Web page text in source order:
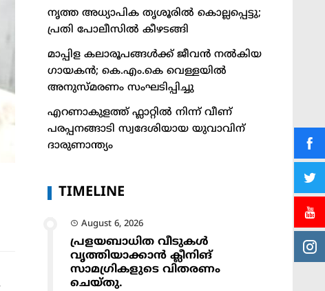
നൃത്ത അധ്യാപിക തൃശൂരിൽ കൊല്ലപ്പെട്ടു;
പ്രതി പോലീസിൽ കീഴടങ്ങി
മാപ്പിള കലാരൂപങ്ങൾക്ക് ജീവൻ നൽകിയ
ഗായകൻ; കെ.എം.കെ വെള്ളയിൽ
അനുസ്മരണം സംഘടിപ്പിച്ചു
എറണാകുളത്ത് ഫ്ലാറ്റിൽ നിന്ന് വീണ്
പരപ്പനങ്ങാടി സ്വദേശിയായ യുവാവിന്
ദാരുണാന്ത്യം
TIMELINE
August 6, 2026
പ്രളയബാധിത വീടുകൾ
വൃത്തിയാക്കാൻ ക്ലീനിങ്
സാമഗ്രികളുടെ വിതരണം
ചെയ്തു.